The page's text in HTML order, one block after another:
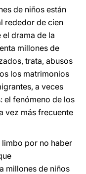
de niños están
rededor de cien
el drama de la
millones de
trata, abusos
los matrimonios
a veces
el fenómeno de los
vez más frecuente
por no haber
millones de niños